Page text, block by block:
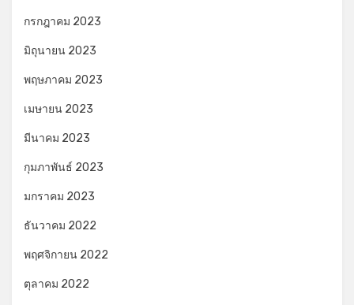
กรกฎาคม 2023
มิถุนายน 2023
พฤษภาคม 2023
เมษายน 2023
มีนาคม 2023
กุมภาพันธ์ 2023
มกราคม 2023
ธันวาคม 2022
พฤศจิกายน 2022
ตุลาคม 2022